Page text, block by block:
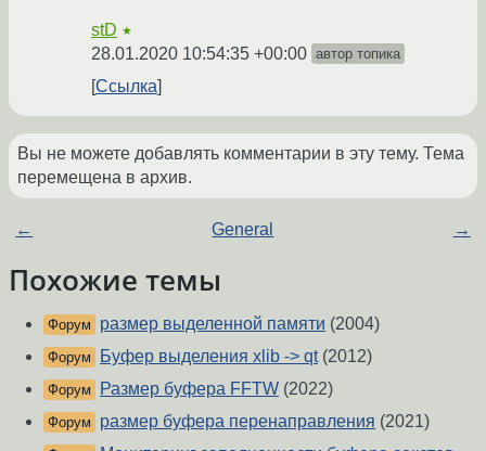
stD ★
28.01.2020 10:54:35 +00:00 автор топика
Ссылка
Вы не можете добавлять комментарии в эту тему. Тема
перемещена в архив.
← General →
Похожие темы
Форум размер выделенной памяти (2004)
Форум Буфер выделения xlib -> qt(2012)
Форум Размер буфера FFTW (2022)
Форум размер буфера перенаправления (2021)